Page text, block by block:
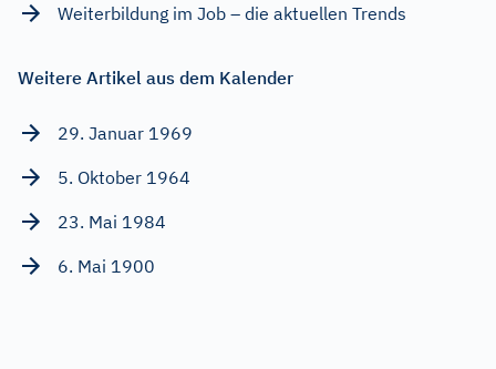
Weiterbildung im Job – die aktuellen Trends
Weitere Artikel aus dem Kalender
29. Januar 1969
5. Oktober 1964
23. Mai 1984
6. Mai 1900